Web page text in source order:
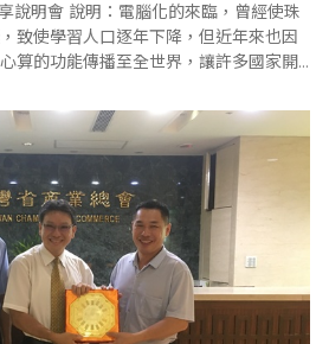
臨，曾經使珠
致使學習人口逐年下降，但近年來也因
算的功能傳播至全世界，讓許多國家開
能的遊戲軟件來輔助傳統教學模式，無
而言，這都是很好的發展。 當前教學
化，老師的..